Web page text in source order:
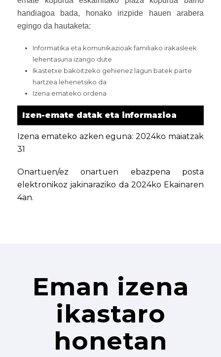
handiagoa bada, honako irizpide hauen arabera
egingo da hautaketa:
Informatika eta komunikazioak familiako irakasleek
lehentasuna izango dute
Ikastetxe bakoitzeko gehienez lagun batek parte
hartzea lehenetsiko da
Izena emateko ordena
Izen-emate datak eta informazioa
Izena emateko azken eguna: 2024ko maiatzak
31
Onartuen/ez onartuen ebazpena posta
elektronikoz jakinaraziko da 2024ko Ekainaren
4an.
Eman izena
ikastaro
honetan